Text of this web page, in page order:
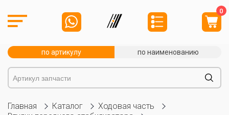
0
по артикулу по наименованию
Главная Каталог
Ходовая часть